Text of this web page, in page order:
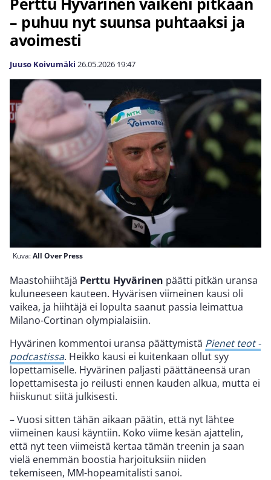
– puhuu nyt suunsa puhtaaksi ja
avoimesti
Juuso Koivumäki 26.05.2026 19:47
Kuva:All Over Press
Maastohiihtäjä Perttu Hyvärinen päätti pitkän uransa
kuluneeseen kauteen. Hyvärisen viimeinen kausi oli
vaikea, ja hiihtäjä ei lopulta saanut passia leimattua
Milano-Cortinan olympialaisiin.
Hyvärinen kommentoi uransa päättymistä Pienet teot -
podcastissa. Heikko kausi ei kuitenkaan ollut syy
lopettamiselle. Hyvärinen paljasti päättäneensä uran
lopettamisesta jo reilusti ennen kauden alkua, mutta ei
hiiskunut siitä julkisesti.
– Vuosi sitten tähän aikaan päätin, että nyt lähtee
viimeinen kausi käyntiin. Koko viime kesän ajattelin,
että nyt teen viimeistä kertaa tämän treenin ja saan
vielä enemmän boostia harjoituksiin niiden
tekemiseen, MM-hopeamitalisti sanoi.